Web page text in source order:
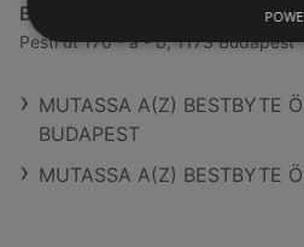
BestByte
Pesti út 170 - a - b, 1173 Budapest
MUTASSA A(Z) BESTBYTE
BUDAPEST
MUTASSA A(Z) BESTBYTE